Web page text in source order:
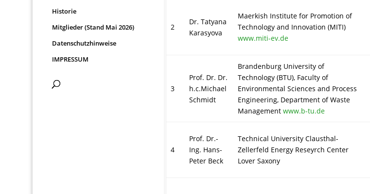
Historie
Mitglieder (Stand Mai 2026)
Datenschutzhinweise
IMPRESSUM
2
Dr. Tatyana
Karasyova
Maerkish Institute for Promotion of
Technology and Innovation (MITI)
www.miti-ev.de
3
Prof. Dr. Dr.
h.c.Michael
Schmidt
Brandenburg University of
Technology (BTU), Faculty of
Environmental Sciences and Process
Engineering, Department of Waste
Management www.b-tu.de
4
Prof. Dr.-
Ing. Hans-
Peter Beck
Technical University Clausthal-
Zellerfeld Energy Reseyrch Center
Lover Saxony